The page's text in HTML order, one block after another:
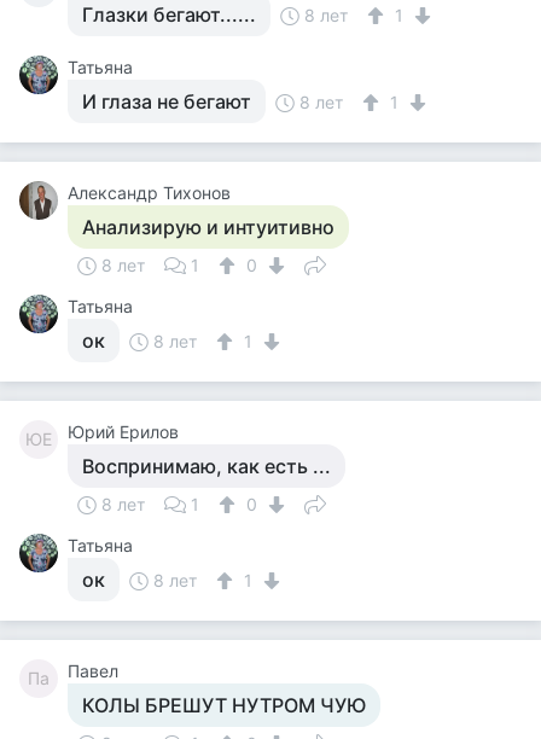
Глазки бегают...... 8 лет 1
Татьяна
И глаза не бегают 8 лет 1
Александр Тихонов
Анализирую и интуитивно
8 лет 1
0
Татьяна
ок 8 лет 1
ЮЕ Юрий Ерилов
Воспринимаю, как есть ...
8 лет 1
0
Татьяна
ок 8 лет 1
Па Павел
КОЛЫ БРЕШУТ НУТРОМ ЧУЮ